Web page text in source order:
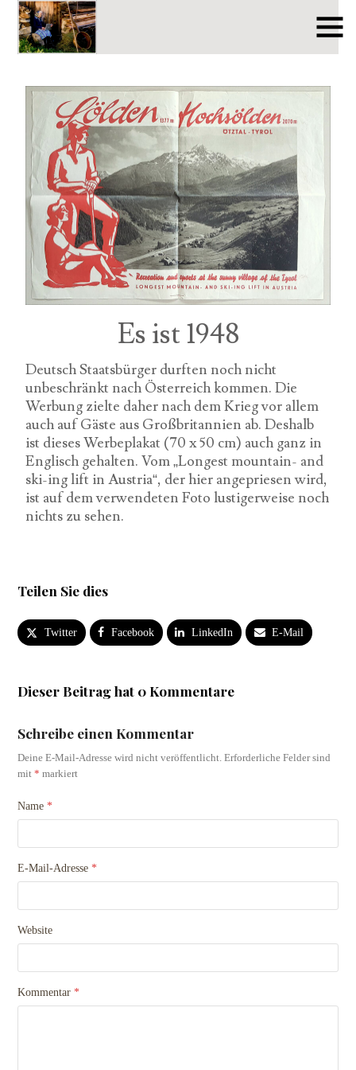
Es ist 1948
Deutsch Staatsbürger durften noch nicht
unbeschränkt nach Österreich kommen. Die
Werbung zielte daher nach dem Krieg vor allem
auch auf Gäste aus Großbritannien ab. Deshalb
ist dieses Werbeplakat (70 x 50 cm) auch ganz in
Englisch gehalten. Vom „Longest mountain- and
ski-ing lift in Austria“, der hier angepriesen wird,
ist auf dem verwendeten Foto lustigerweise noch
nichts zu sehen.
Teilen Sie dies
Twitter Facebook LinkedIn E-Mail
Dieser Beitrag hat 0 Kommentare
Schreibe einen Kommentar
Deine E-Mail-Adresse wird nicht veröffentlicht. Erforderliche Felder sind
mit* markiert
Name*
E-Mail-Adresse*
Website
Kommentar*